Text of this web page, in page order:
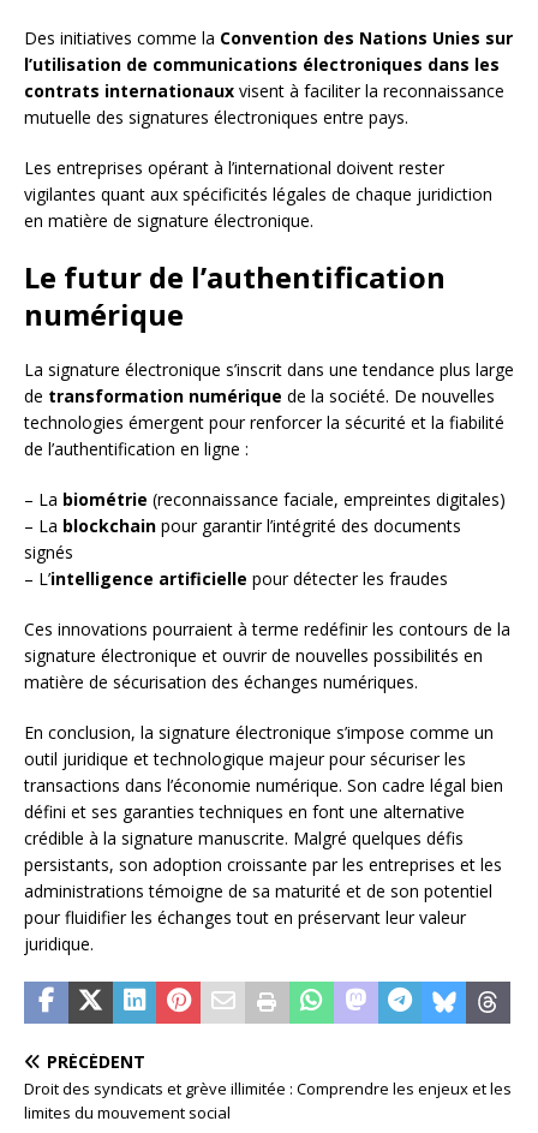
Des initiatives comme la Convention des Nations Unies sur
l’utilisation de communications électroniques dans les
contrats internationaux visent à faciliter la reconnaissance
mutuelle des signatures électroniques entre pays.
Les entreprises opérant à l’international doivent rester
vigilantes quant aux spécificités légales de chaque juridiction
en matière de signature électronique.
Le futur de l’authentification
numérique
La signature électronique s’inscrit dans une tendance plus large
de transformation numérique de la société. De nouvelles
technologies émergent pour renforcer la sécurité et la fiabilité
de l’authentification en ligne :
– La biométrie (reconnaissance faciale, empreintes digitales)
– La blockchain pour garantir l’intégrité des documents
signés
– L’intelligence artificielle pour détecter les fraudes
Ces innovations pourraient à terme redéfinir les contours de la
signature électronique et ouvrir de nouvelles possibilités en
matière de sécurisation des échanges numériques.
En conclusion, la signature électronique s’impose comme un
outil juridique et technologique majeur pour sécuriser les
transactions dans l’économie numérique. Son cadre légal bien
défini et ses garanties techniques en font une alternative
crédible à la signature manuscrite. Malgré quelques défis
persistants, son adoption croissante par les entreprises et les
administrations témoigne de sa maturité et de son potentiel
pour fluidifier les échanges tout en préservant leur valeur
juridique.
PRÉCÉDENT
Droit des syndicats et grève illimitée : Comprendre les enjeux et les
limites du mouvement social